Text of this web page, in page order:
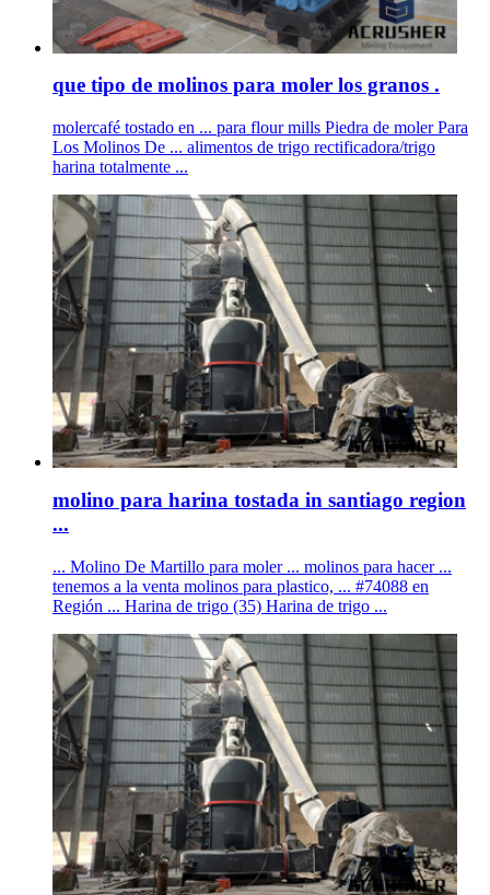
que tipo de molinos para moler los granos .
molercafé tostado en ... para flour mills Piedra de moler Para
Los Molinos De ... alimentos de trigo rectificadora/trigo
harina totalmente ...
molino para harina tostada in santiago region
...
... Molino De Martillo para moler ... molinos para hacer ...
tenemos a la venta molinos para plastico, ... #74088 en
Región ... Harina de trigo (35) Harina de trigo ...